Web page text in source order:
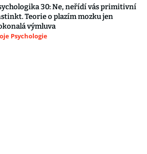
30: Ne, neřídí vás primitivní
Teorie o plazím mozku jen
výmluva
Psychologie